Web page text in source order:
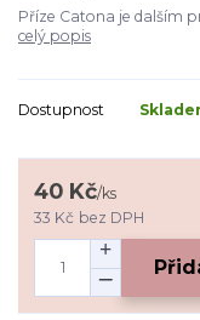
Příze Catona je dalším
celý popis
Dostupnost
40 Kč/ks
33 Kč bez DPH